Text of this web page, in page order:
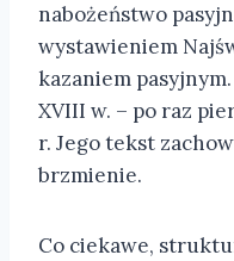
nabożeństwo
wystawieniem
kazaniem
XVIII w. – po raz
r. Jego tekst
brzmienie.
Co ciekawe,